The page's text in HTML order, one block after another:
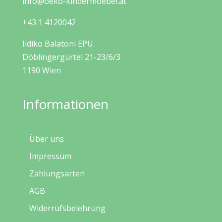
+43 1 4120042
Ildiko Balatoni EPU
Döblingergürtel 21-23/6/3
1190 Wien
Informationen
Über uns
Impressum
Zahlungsarten
AGB
Widerrufsbelehrung